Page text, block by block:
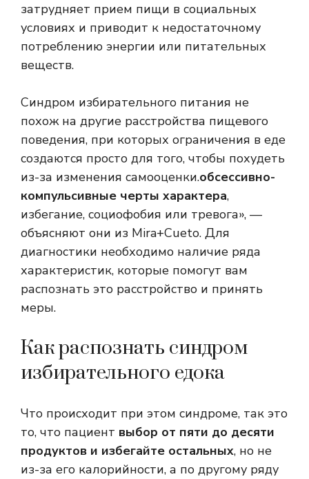
затрудняет прием пищи в социальных
условиях и приводит к недостаточному
потреблению энергии или питательных
веществ.
Синдром избирательного питания не
похож на другие расстройства пищевого
поведения, при которых ограничения в еде
создаются просто для того, чтобы похудеть
из-за изменения самооценки.обсессивно-
компульсивные черты характера,
избегание, социофобия или тревога», —
объясняют они из Mira+Cueto. Для
диагностики необходимо наличие ряда
характеристик, которые помогут вам
распознать это расстройство и принять
меры.
Как распознать синдром
избирательного едока
Что происходит при этом синдроме, так это
то, что пациент выбор от пяти до десяти
продуктов и избегайте остальных, но не
из-за его калорийности, а по другому ряду